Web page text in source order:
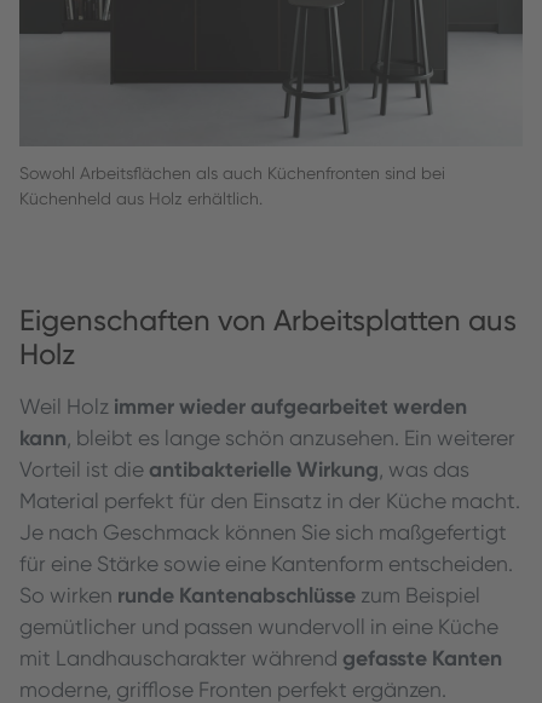
Sowohl Arbeitsflächen als auch Küchenfronten sind bei
Küchenheld aus Holz erhältlich.
Eigenschaften von Arbeitsplatten aus
Holz
Weil Holz immer wieder aufgearbeitet werden
kann, bleibt es lange schön anzusehen. Ein weiterer
Vorteil ist die antibakterielle Wirkung, was das
Material perfekt für den Einsatz in der Küche macht.
Je nach Geschmack können Sie sich maßgefertigt
für eine Stärke sowie eine Kantenform entscheiden.
So wirken runde Kantenabschlüsse zum Beispiel
gemütlicher und passen wundervoll in eine Küche
mit Landhauscharakter während gefasste Kanten
moderne, grifflose Fronten perfekt ergänzen.